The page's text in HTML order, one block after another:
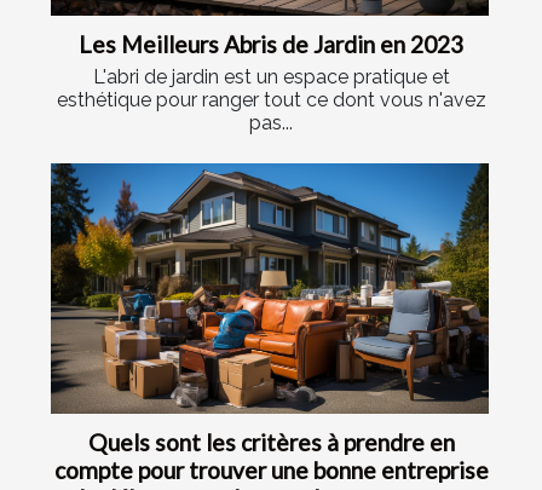
Les Meilleurs Abris de Jardin en 2023
L'abri de jardin est un espace pratique et
esthétique pour ranger tout ce dont vous n'avez
pas...
Quels sont les critères à prendre en
compte pour trouver une bonne entreprise